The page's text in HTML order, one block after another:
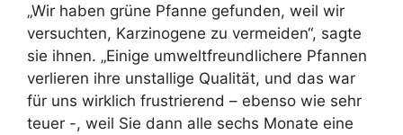
„Wir haben grüne Pfanne gefunden, weil wir
versuchten, Karzinogene zu vermeiden“, sagte
sie ihnen. „Einige umweltfreundlichere Pfannen
verlieren ihre unstallige Qualität, und das war
für uns wirklich frustrierend – ebenso wie sehr
teuer -, weil Sie dann alle sechs Monate eine